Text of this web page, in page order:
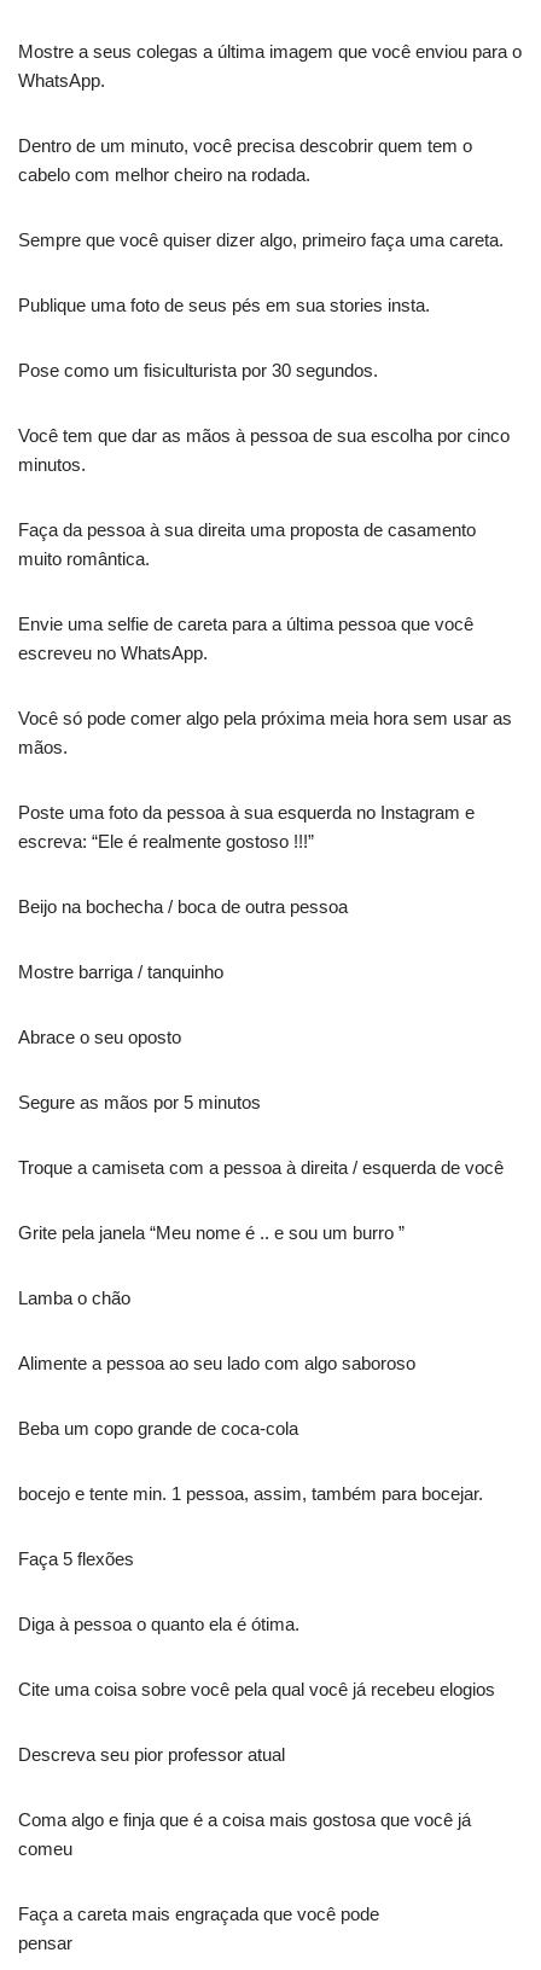
Mostre a seus colegas a última imagem que você enviou para o
WhatsApp.
Dentro de um minuto, você precisa descobrir quem tem o
cabelo com melhor cheiro na rodada.
Sempre que você quiser dizer algo, primeiro faça uma careta.
Publique uma foto de seus pés em sua stories insta.
Pose como um fisiculturista por 30 segundos.
Você tem que dar as mãos à pessoa de sua escolha por cinco
minutos.
Faça da pessoa à sua direita uma proposta de casamento
muito romântica.
Envie uma selfie de careta para a última pessoa que você
escreveu no WhatsApp.
Você só pode comer algo pela próxima meia hora sem usar as
mãos.
Poste uma foto da pessoa à sua esquerda no Instagram e
escreva: “Ele é realmente gostoso !!!”
Beijo na bochecha / boca de outra pessoa
Mostre barriga / tanquinho
Abrace o seu oposto
Segure as mãos por 5 minutos
Troque a camiseta com a pessoa à direita / esquerda de você
Grite pela janela “Meu nome é .. e sou um burro ”
Lamba o chão
Alimente a pessoa ao seu lado com algo saboroso
Beba um copo grande de coca-cola
bocejo e tente min. 1 pessoa, assim, também para bocejar.
Faça 5 flexões
Diga à pessoa o quanto ela é ótima.
Cite uma coisa sobre você pela qual você já recebeu elogios
Descreva seu pior professor atual
Coma algo e finja que é a coisa mais gostosa que você já
comeu
Faça a careta mais engraçada que você pode
pensar